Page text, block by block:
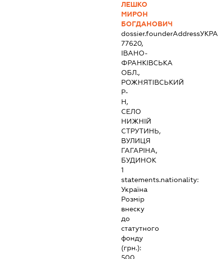
ЛЕШКО
МИРОН
БОГДАНОВИЧ
dossier.founderAddress
77620,
ІВАНО-
ФРАНКІВСЬКА
ОБЛ.,
РОЖНЯТІВСЬКИЙ
Р-
Н,
СЕЛО
НИЖНІЙ
СТРУТИНЬ,
ВУЛИЦЯ
ГАГАРІНА,
БУДИНОК
1
statements.nationality:
Україна
Розмір
внеску
до
статутного
фонду
(грн.):